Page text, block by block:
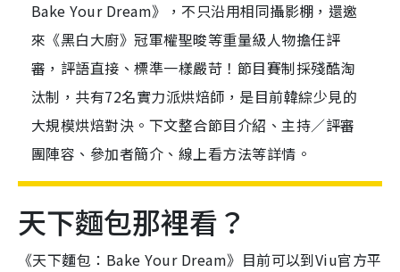
Bake Your Dream》，不只沿用相同攝影棚，還邀
來《黑白大廚》冠軍權聖晙等重量級人物擔任評
審，評語直接、標準一樣嚴苛！節目賽制採殘酷淘
汰制，共有72名實力派烘焙師，是目前韓綜少見的
大規模烘焙對決。下文整合節目介紹、主持／評審
團陣容、參加者簡介、線上看方法等詳情。
天下麵包那裡看？
《天下麵包：Bake Your Dream》目前可以到Viu官方平